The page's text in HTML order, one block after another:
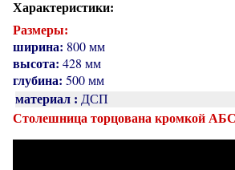
Характеристики:
Размеры:
ширина: 800 мм
высота: 428 мм
глубина: 500 мм
материал : ДСП
Столешница торцована кромкой